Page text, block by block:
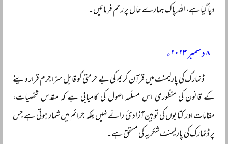
دیا گیا ہے، اللہ پاک ہمارے حال پر رحم فرمائیں۔
۸ دسمبر ۲۰۲۳ء
ڈنمارک کی پارلیمنٹ میں قرآن کریم کی بے حرمتی کو قابل سزا جرم قرار دینے
کے قانون کی منظوری اس مسلّمہ اصول کی کامیابی ہے کہ مقدس شخصیات،
مقامات اور کتابوں کی توہین آزادئ رائے نہیں بلکہ جرائم میں شمار ہوتی ہے جس
پر ڈنمارک کی پارلیمنٹ شکریہ کی مستحق ہے۔